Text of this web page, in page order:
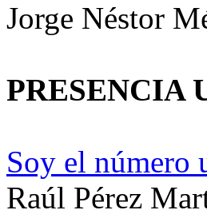
Jorge Néstor
PRESENCIA
Soy el número
Raúl Pérez